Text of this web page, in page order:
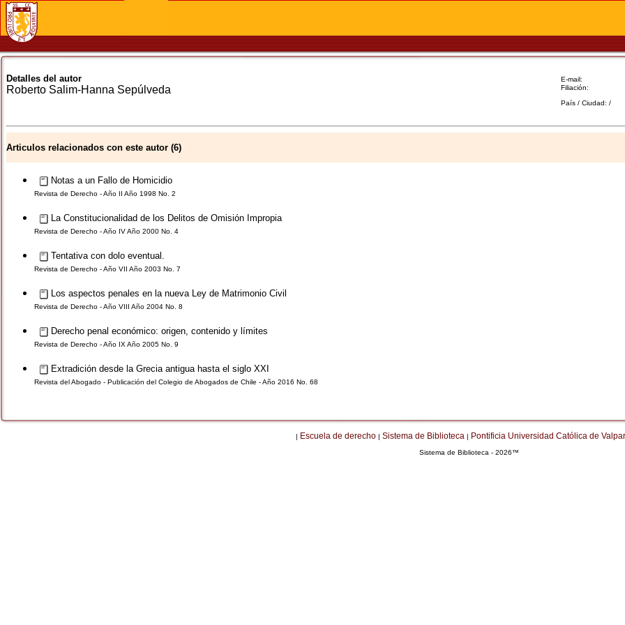
E-mail:
Filiación:
País / Ciudad: /
Detalles del autor
Roberto Salim-Hanna Sepúlveda
Articulos relacionados con este autor (6)
Notas a un Fallo de Homicidio
Revista de Derecho - Año II Año 1998 No. 2
La Constitucionalidad de los Delitos de Omisión Impropia
Revista de Derecho - Año IV Año 2000 No. 4
Tentativa con dolo eventual.
Revista de Derecho - Año VII Año 2003 No. 7
Los aspectos penales en la nueva Ley de Matrimonio Civil
Revista de Derecho - Año VIII Año 2004 No. 8
Derecho penal económico: origen, contenido y límites
Revista de Derecho - Año IX Año 2005 No. 9
Extradición desde la Grecia antigua hasta el siglo XXI
Revista del Abogado - Publicación del Colegio de Abogados de Chile - Año 2016 No. 68
| Escuela de derecho | Sistema de Biblioteca | Pontificia Universidad Católica de
Sistema de Biblioteca - 2026™